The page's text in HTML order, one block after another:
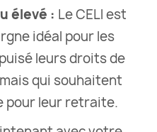
élevé : Le CELI est
idéal pour les
leurs droits de
qui souhaitent
pour leur retraite.